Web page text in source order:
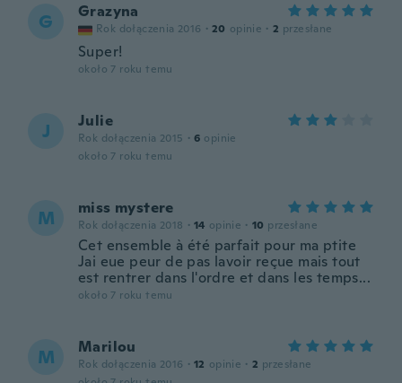
G Grazyna
Rok dołączenia 2016 · 20 opinie · 2 przesłane
Super!
około 7 roku temu
J Julie
Rok dołączenia 2015 · 6 opinie
około 7 roku temu
M miss mystere
Rok dołączenia 2018 · 14 opinie · 10 przesłane
Cet ensemble à été parfait pour ma ptite
Jai eue peur de pas lavoir reçue mais tout
est rentrer dans l'ordre et dans les temps...
około 7 roku temu
M Marilou
Rok dołączenia 2016 · 12 opinie · 2 przesłane